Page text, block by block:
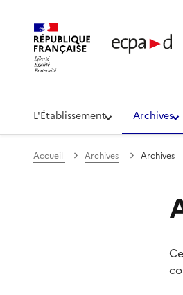
Établissement de
L'Établissement Archives
Accueil Archives Archives